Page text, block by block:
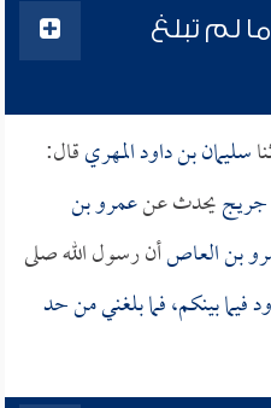
لم تبلغ
سليمان بن داود المهريقال:
جريجيحدث عنعمرو بن
بن العاصأن رسول الله صلى
فيما بينكم، فما بلغني من حد